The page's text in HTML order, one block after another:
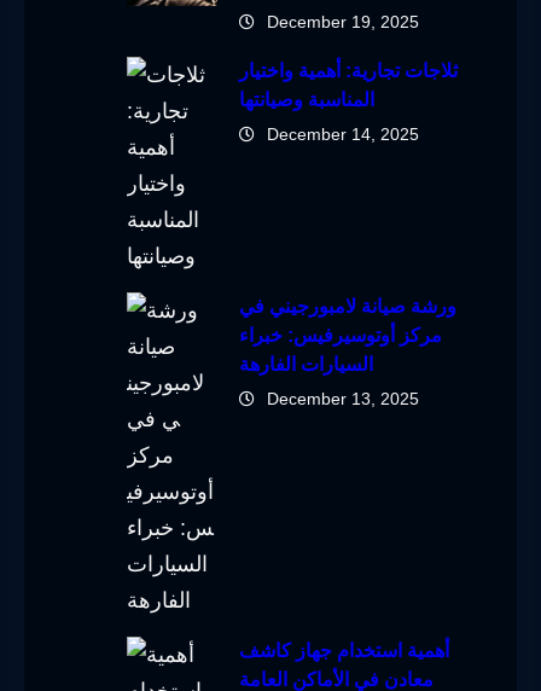
December 19, 2025
ثلاجات تجارية: أهمية واختيار
المناسبة وصيانتها
December 14, 2025
ورشة صيانة لامبورجيني في
مركز أوتوسيرفيس: خبراء
السيارات الفارهة
December 13, 2025
أهمية استخدام جهاز كاشف
معادن في الأماكن العامة